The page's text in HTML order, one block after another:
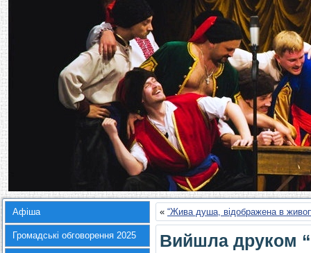
Афіша
Громадські обговорення 2025
« “Жива душа, відображена в
Вийшла друком